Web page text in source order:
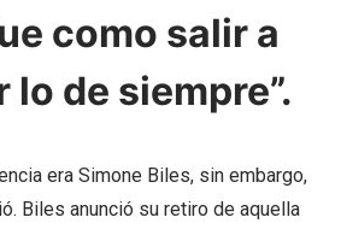
como salir a
lo de siempre”.
era Simone Biles, sin embargo,
Biles anunció su retiro de aquella